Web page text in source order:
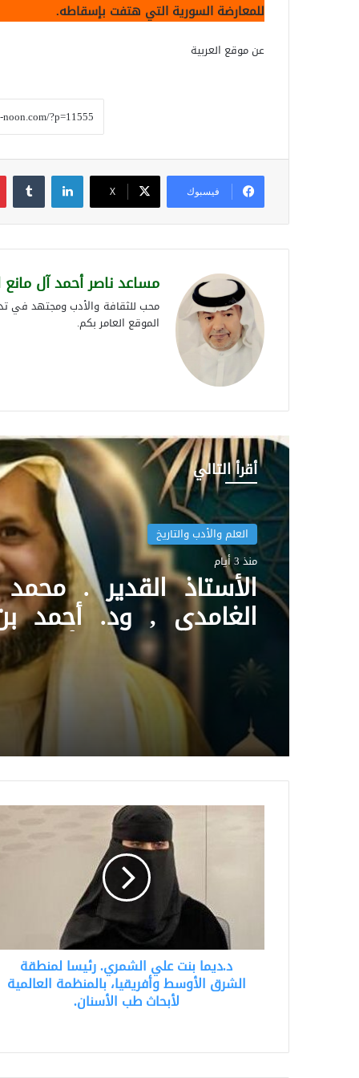
للمعارضة السورية التي هتفت بإسقاطه.
عن موقع العربية
فيسبوك ‫X
لينكدإن
مساعد ناصر أحمد آل
محب للثقافة والأدب ومجتهد في
الموقع العامر بكم.
أقرأ التالي
العلم والأدب والتاريخ
منذ 3 أيام
الأستاذ القدير .
الغامدي , ود. أحمد
سالم الغامدي وأخونا
سالم الحسن الأبلجي
مؤسس قروب تاريخ
ووثائقهم بالواتساب .
بـ اكس. دار بينهم
كبار أبهجني فنقلته هنا.
وأفريقيا،
بالمنظمة
العالمية
د.ديما بنت علي الشمري. رئيسا لمنطقة
الشرق الأوسط وأفريقيا، بالمنظمة العالمية
لأبحاث طب الأسنان.